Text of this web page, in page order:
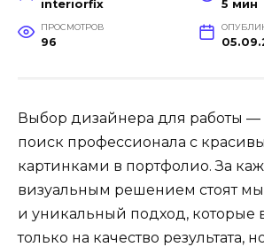
interiorfix 5 мин
ПРОСМОТРОВ
96
Выбор дизайнера для работы —
поиск профессионала с
картинками в портфолио. За
визуальным решением стоят
и уникальный подход, которые
только на качество результата,